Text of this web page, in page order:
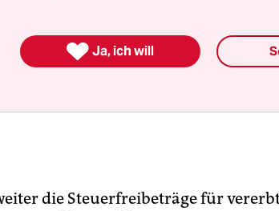
die Steuerfreibeträge für
 Ja, ich will